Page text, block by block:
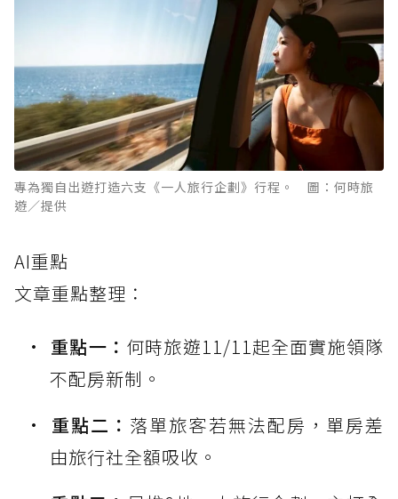
專為獨自出遊打造六支《一人旅行企劃》行程。 圖：何時旅
遊／提供
AI重點
文章重點整理：
重點一： 何時旅遊11/11起全面實施領隊
不配房新制。
重點二： 落單旅客若無法配房，單房差
由旅行社全額吸收。